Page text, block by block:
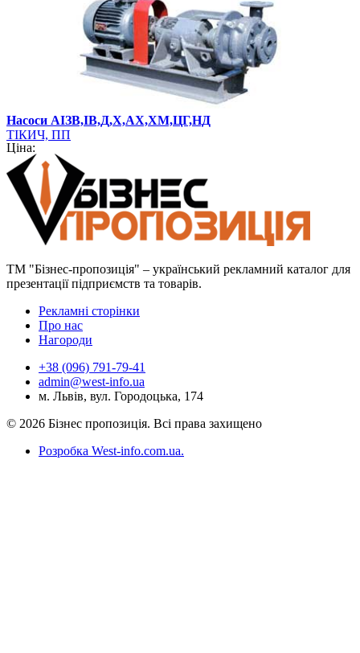
Насоси АІЗВ,ІВ,Д,Х,АХ,ХМ,ЦГ,НД
ТІКИЧ, ПП
Ціна:
ТМ "Бізнес-пропозиція" – український рекламний каталог для
презентації підприємств та товарів.
Рекламні сторінки
Про нас
Нагороди
+38 (096) 791-79-41
admin@west-info.ua
м. Львів, вул. Городоцька, 174
© 2026 Бізнес пропозиція. Всі права захищено
Розробка West-info.com.ua.